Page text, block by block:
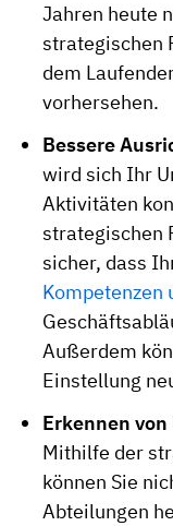
Jahren heute
strategischen
dem
vorhersehen.
Bessere
wird sich Ihr
Aktivitäten
strategischen
sicher, dass
Kompetenzen
Außerdem
Einstellung
Erkennen
Mithilfe der
können Sie
Abteilungen